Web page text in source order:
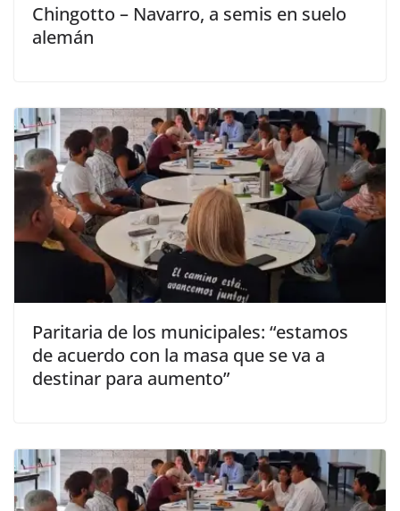
Chingotto – Navarro, a semis en suelo
alemán
Paritaria de los municipales: “estamos
de acuerdo con la masa que se va a
destinar para aumento”